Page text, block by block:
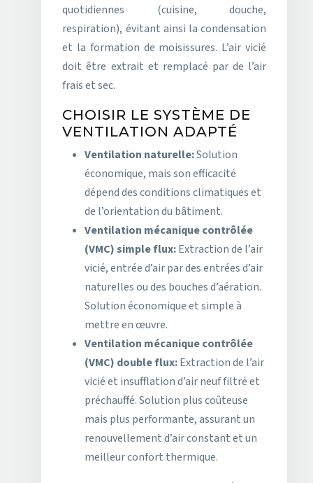
quotidiennes (cuisine, douche,
respiration), évitant ainsi la condensation
et la formation de moisissures. L’air vicié
doit être extrait et remplacé par de l’air
frais et sec.
CHOISIR LE SYSTÈME DE
VENTILATION ADAPTÉ
Ventilation naturelle:Solution
économique, mais son efficacité
dépend des conditions climatiques et
de l’orientation du bâtiment.
Ventilation mécanique contrôlée
(VMC) simple flux:Extraction de l’air
vicié, entrée d’air par des entrées d’air
naturelles ou des bouches d’aération.
Solution économique et simple à
mettre en œuvre.
Ventilation mécanique contrôlée
(VMC) double flux:Extraction de l’air
vicié et insufflation d’air neuf filtré et
préchauffé. Solution plus coûteuse
mais plus performante, assurant un
renouvellement d’air constant et un
meilleur confort thermique.